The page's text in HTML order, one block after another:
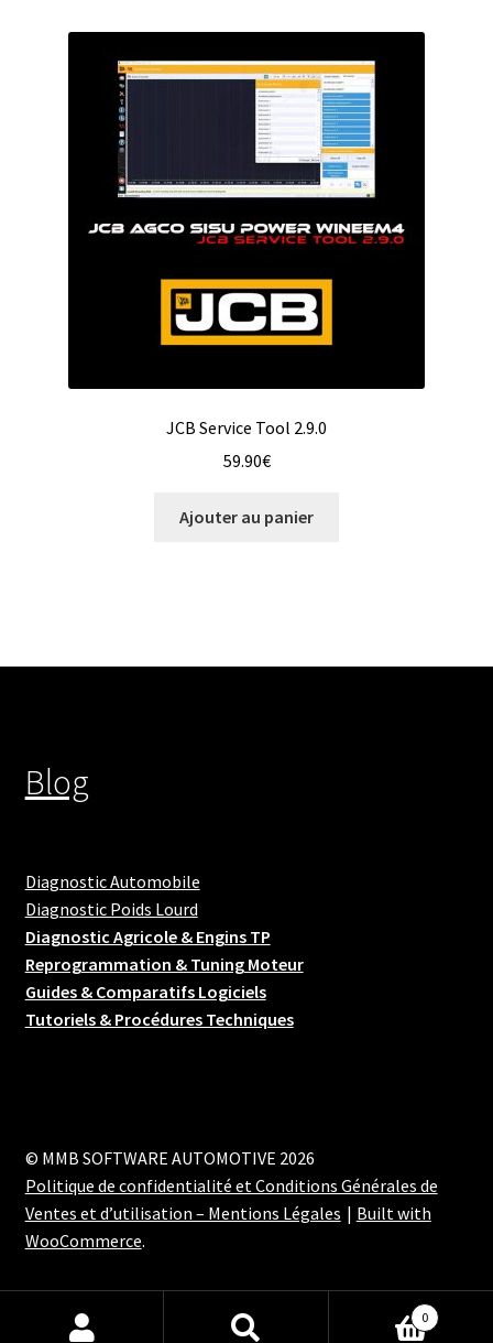
JCB Service Tool 2.9.0
59.90€
Ajouter au panier
Blog
Diagnostic Automobile
Diagnostic Poids Lourd
Diagnostic Agricole & Engins TP
Reprogrammation & Tuning Moteur
Guides & Comparatifs Logiciels
Tutoriels & Procédures Techniques
© MMB SOFTWARE AUTOMOTIVE 2026
Politique de confidentialité et Conditions Générales de
Ventes et d’utilisation – Mentions Légales
Built with
WooCommerce.
0